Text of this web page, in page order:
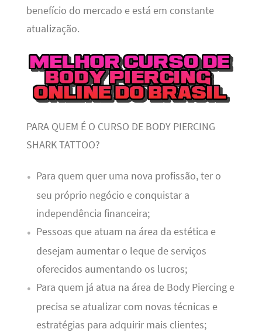
benefício do mercado e está em constante
atualização.
PARA QUEM É O CURSO DE BODY PIERCING
SHARK TATTOO?
Para quem quer uma nova profissão, ter o
seu próprio negócio e conquistar a
independência financeira;
Pessoas que atuam na área da estética e
desejam aumentar o leque de serviços
oferecidos aumentando os lucros;
Para quem já atua na área de Body Piercing e
precisa se atualizar com novas técnicas e
estratégias para adquirir mais clientes;